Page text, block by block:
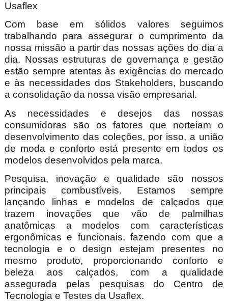
Usaflex
Com base em sólidos valores seguimos
trabalhando para assegurar o cumprimento da
nossa missão a partir das nossas ações do dia a
dia. Nossas estruturas de governança e gestão
estão sempre atentas às exigências do mercado
e às necessidades dos Stakeholders, buscando
a consolidação da nossa visão empresarial.
As necessidades e desejos das nossas
consumidoras são os fatores que norteiam o
desenvolvimento das coleções, por isso, a união
de moda e conforto está presente em todos os
modelos desenvolvidos pela marca.
Pesquisa, inovação e qualidade são nossos
principais combustíveis. Estamos sempre
lançando linhas e modelos de calçados que
trazem inovações que vão de palmilhas
anatômicas a modelos com características
ergonômicas e funcionais, fazendo com que a
tecnologia e o design estejam presentes no
mesmo produto, proporcionando conforto e
beleza aos calçados, com a qualidade
assegurada pelas pesquisas do Centro de
Tecnologia e Testes da Usaflex.